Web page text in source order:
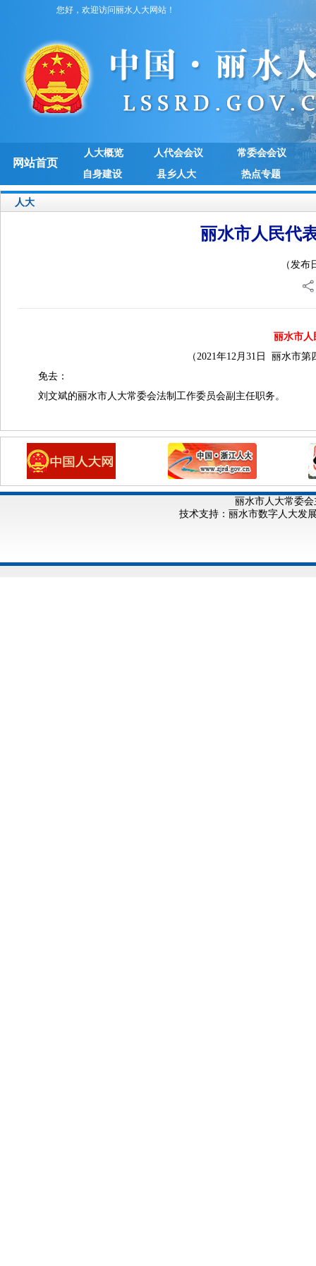
您好，欢迎访问丽水人大网站！
网站首页
人大概览 人代会会议
常委会会议
自身建设
县乡人大 热点专题
人大
丽水市人民代
（发布
丽水市
（2021年12月31日 丽水市
免去：
刘文斌的丽水市人大常委会法制工作委员会副主任职务。
丽水市人大常委会
技术支持：丽水市数字人大发